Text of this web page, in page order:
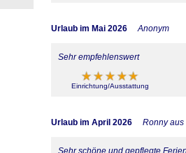
Urlaub im Mai 2026 Anonym
Sehr empfehlenswert
Einrichtung/Ausstattung
Urlaub im April 2026 Ronny
Sehr schöne und gepflegte